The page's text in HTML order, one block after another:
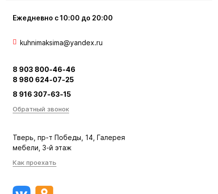
Ежедневно с 10:00 до 20:00
kuhnimaksima@yandex.ru
8 903 800-46-46
8 980 624-07-25
8 916 307-63-15
Обратный звонок
Тверь, пр-т Победы, 14, Галерея
мебели, 3-й этаж
Как проехать